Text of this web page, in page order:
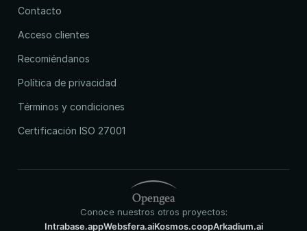
Contacto
Acceso clientes
Recomiéndanos
Política de privacidad
Términos y condiciones
Certificación ISO 27001
Conoce nuestros otros proyectos:
Intrabase.appWebsfera.aiKosmos.coopArkadium.ai